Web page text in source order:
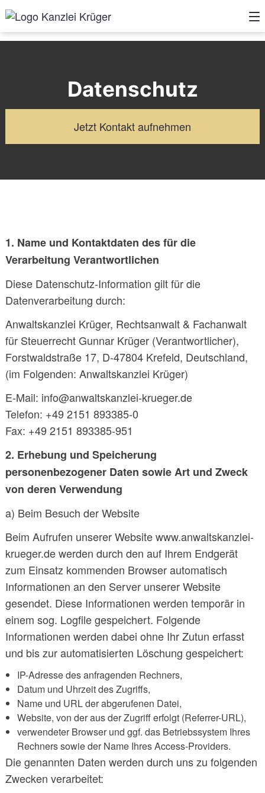
Datenschutz
Jetzt Kontakt aufnehmen
1. Name und Kontaktdaten des für die
Verarbeitung Verantwortlichen
Diese Datenschutz-Information gilt für die
Datenverarbeitung durch:
Anwaltskanzlei Krüger, Rechtsanwalt & Fachanwalt
für Steuerrecht Gunnar Krüger (Verantwortlicher),
Forstwaldstraße 17, D-47804 Krefeld, Deutschland,
(im Folgenden: Anwaltskanzlei Krüger)
E-Mail: info@anwaltskanzlei-krueger.de
Telefon: +49 2151 893385-0
Fax: +49 2151 893385-951
2. Erhebung und Speicherung
personenbezogener Daten sowie Art und Zweck
von deren Verwendung
a) Beim Besuch der Website
Beim Aufrufen unserer Website www.anwaltskanzlei-
krueger.de werden durch den auf Ihrem Endgerät
zum Einsatz kommenden Browser automatisch
Informationen an den Server unserer Website
gesendet. Diese Informationen werden temporär in
einem sog. Logfile gespeichert. Folgende
Informationen werden dabei ohne Ihr Zutun erfasst
und bis zur automatisierten Löschung gespeichert:
IP-Adresse des anfragenden Rechners,
Datum und Uhrzeit des Zugriffs,
Name und URL der abgerufenen Datei,
Website, von der aus der Zugriff erfolgt (Referrer-URL),
verwendeter Browser und ggf. das Betriebssystem Ihres
Rechners sowie der Name Ihres Access-Providers.
Die genannten Daten werden durch uns zu folgenden
Zwecken verarbeitet: